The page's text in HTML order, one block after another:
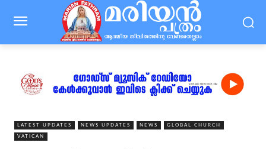
LATEST UPDATES NEWS UPDATES NEWS GLOBAL CHURCH
VATICAN